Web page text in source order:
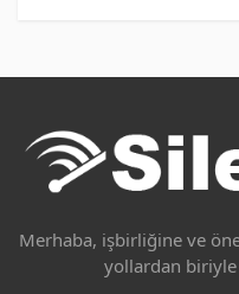
Merhaba, işbirliğine ve
yollardan